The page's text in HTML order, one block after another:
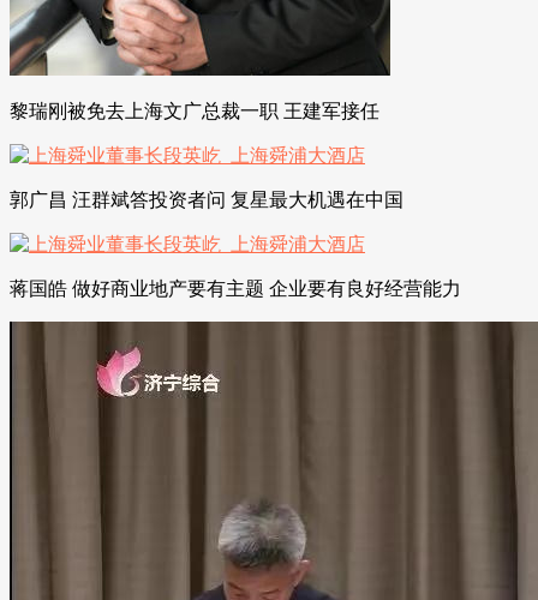
黎瑞刚被免去上海文广总裁一职 王建军接任
郭广昌 汪群斌答投资者问 复星最大机遇在中国
蒋国皓 做好商业地产要有主题 企业要有良好经营能力